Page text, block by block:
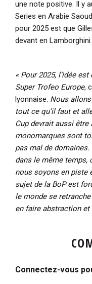
une note positive. Il y
Series en Arabie
pour 2025 est que
devant en
« Pour 2025, l’idée
Super Trofeo Europe,
lyonnaise. Nous
tout ce qu’il faut et
Cup devrait aussi
monomarques sont
pas mal de domaines.
dans le même temps,
nous soyons en piste
sujet de la BoP est
le monde se
en faire abstraction
Connectez-vous